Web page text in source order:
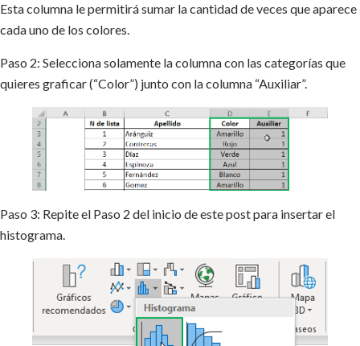
Esta columna le permitirá sumar la cantidad de veces que aparece
cada uno de los colores.
Paso 2: Selecciona solamente la columna con las categorías que
quieres graficar (“Color”) junto con la columna “Auxiliar”.
Paso 3: Repite el Paso 2 del inicio de este post para insertar el
histograma.